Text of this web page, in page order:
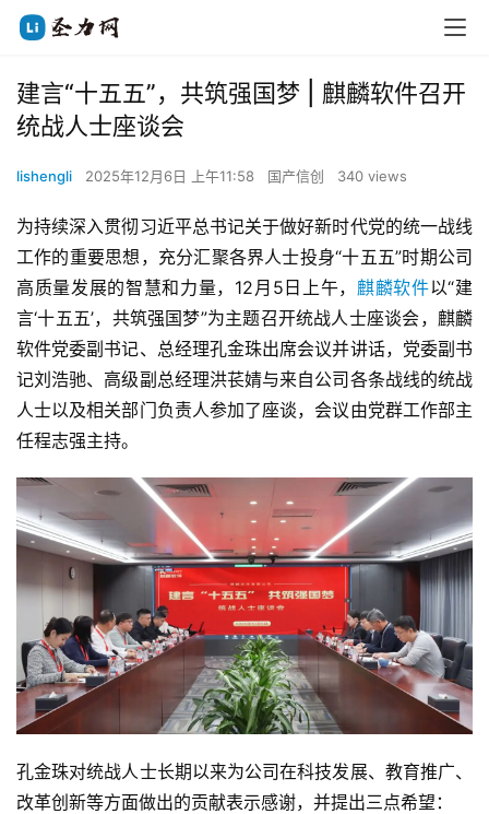
建言“十五五”，共筑强国梦 | 麒麟软件召开
统战人士座谈会
lishengli 2025年12月6日 上午11:58 国产信创 340 views
为持续深入贯彻习近平总书记关于做好新时代党的统一战线
工作的重要思想，充分汇聚各界人士投身“十五五”时期公司
高质量发展的智慧和力量，12月5日上午， 麒麟软件以“建
言‘十五五’，共筑强国梦”为主题召开统战人士座谈会，麒麟
软件党委副书记、总经理孔金珠出席会议并讲话，党委副书
记刘浩驰、高级副总经理洪苌婧与来自公司各条战线的统战
人士以及相关部门负责人参加了座谈，会议由党群工作部主
任程志强主持。
孔金珠对统战人士长期以来为公司在科技发展、教育推广、
改革创新等方面做出的贡献表示感谢，并提出三点希望：